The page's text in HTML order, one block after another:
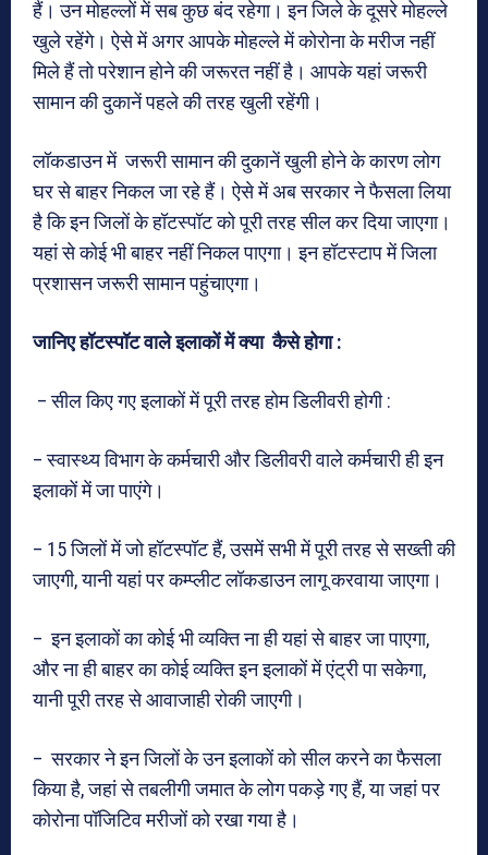
हैं। उन मोहल्लों में सब कुछ बंद रहेगा। इन जिले के दूसरे मोहल्ले
खुले रहेंगे। ऐसे में अगर आपके मोहल्ले में कोरोना के मरीज नहीं
मिले हैं तो परेशान होने की जरूरत नहीं है। आपके यहां जरूरी
सामान की दुकानें पहले की तरह खुली रहेंगी।
लॉकडाउन में जरूरी सामान की दुकानें खुली होने के कारण लोग
घर से बाहर निकल जा रहे हैं। ऐसे में अब सरकार ने फैसला लिया
है कि इन जिलों के हॉटस्पॉट को पूरी तरह सील कर दिया जाएगा।
यहां से कोई भी बाहर नहीं निकल पाएगा। इन हॉटस्टाप में जिला
प्रशासन जरूरी सामान पहुंचाएगा।
जानिए हॉटस्पॉट वाले इलाकों में क्या कैसे होगा :
– सील किए गए इलाकों में पूरी तरह होम डिलीवरी होगी :
– स्वास्थ्य विभाग के कर्मचारी और डिलीवरी वाले कर्मचारी ही इन
इलाकों में जा पाएंगे।
– 15 जिलों में जो हॉटस्पॉट हैं, उसमें सभी में पूरी तरह से सख्ती की
जाएगी, यानी यहां पर कम्प्लीट लॉकडाउन लागू करवाया जाएगा।
– इन इलाकों का कोई भी व्यक्ति ना ही यहां से बाहर जा पाएगा,
और ना ही बाहर का कोई व्यक्ति इन इलाकों में एंट्री पा सकेगा,
यानी पूरी तरह से आवाजाही रोकी जाएगी।
– सरकार ने इन जिलों के उन इलाकों को सील करने का फैसला
किया है, जहां से तबलीगी जमात के लोग पकड़े गए हैं, या जहां पर
कोरोना पॉजिटिव मरीजों को रखा गया है।